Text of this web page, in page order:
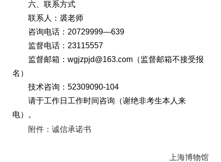
六、联系方式
联系人：裘老师
咨询电话：20729999—639
监督电话：23115557
监督邮箱：wgjzpjd@163.com（监督邮箱不接受报
名）
技术咨询：52309090-104
请于工作日工作时间咨询（谢绝非考生本人来
电）。
附件：诚信承诺书
上海博物馆